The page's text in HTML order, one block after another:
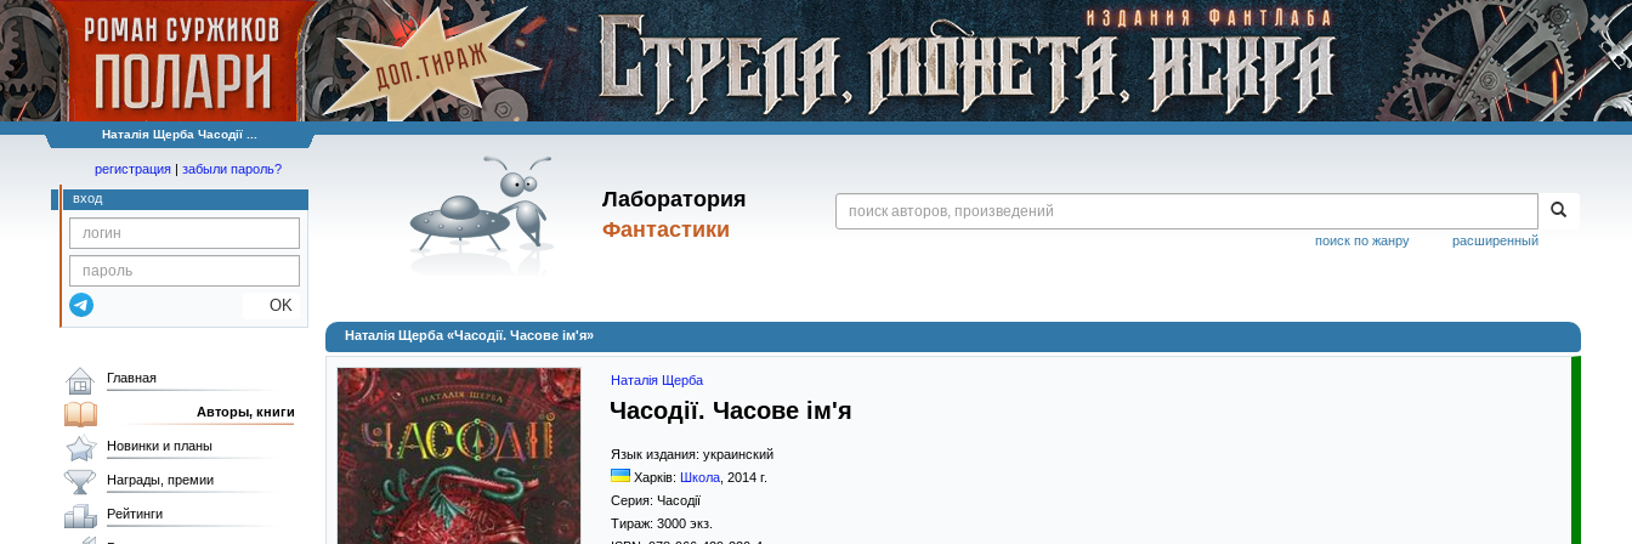
Наталія Щерба Часодії ...
Лаборатория
Фантастики
расширенный
поиск по жанру
регистрация | забыли пароль?
вход
OK
Наталія Щерба «Часодії. Часове iм'я»
Наталія Щерба
Часодії. Часове iм'я
Язык издания: украинский
Харків: Школа 2014 г.
Серия: Часодії
Тираж: 3000 экз.
Главная
Авторы, книги
Новинки и планы
Награды, премии
Рейтинги